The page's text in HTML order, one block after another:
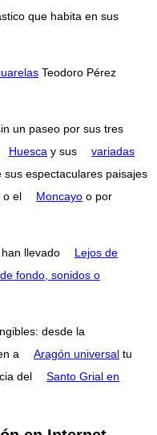
que habita en sus
Teodoro Pérez
un paseo por sus tres
Huesca y sus
variadas
sus espectaculares paisajes
o el Moncayo o por
llevado
Lejos de
fondo, sonidos o
desde la
a Aragón universal tu
del
Santo Grial en